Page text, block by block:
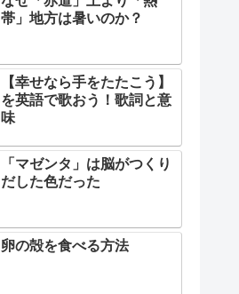
帯」地方は暑いのか？
【幸せなら手をたたこう】
を英語で歌おう！歌詞と意
味
「マゼンタ」は脳がつくり
だした色だった
卵の殻を食べる方法